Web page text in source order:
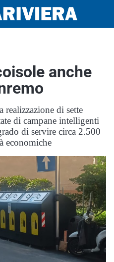
anche
realizzazione di sette
di campane intelligenti
di servire circa 2.500
economiche